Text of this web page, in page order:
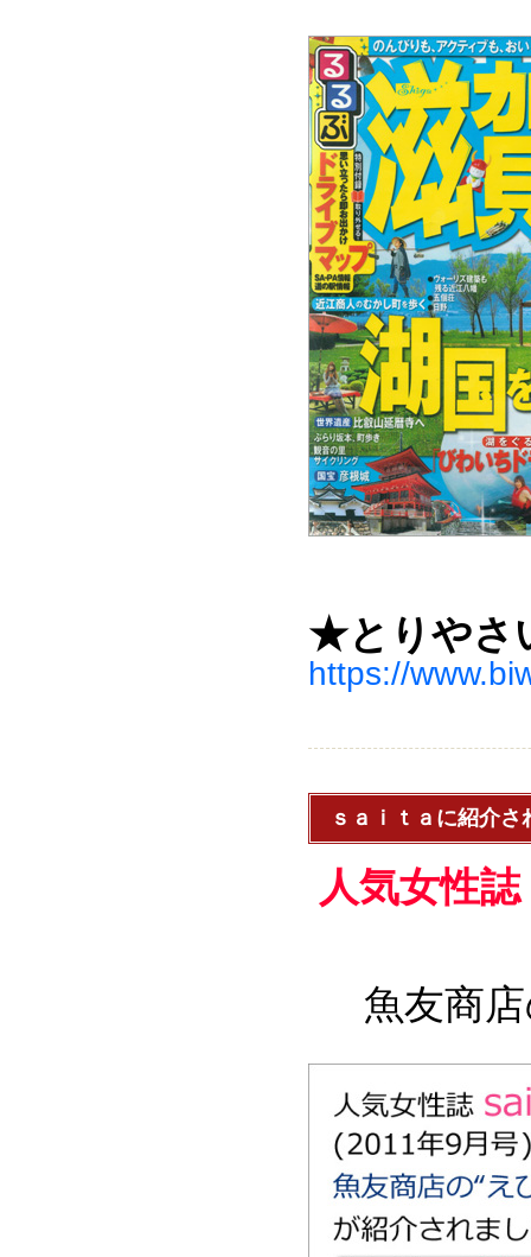
★とりやさ
https://
ｓａｉｔａに紹介
人気女性
魚友商